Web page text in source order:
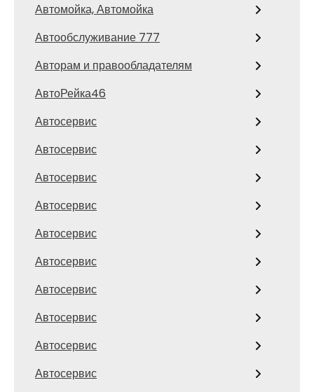
Автомойка, Автомойка
Автообслуживание 777
Авторам и правообладателям
АвтоРейка46
Автосервис
Автосервис
Автосервис
Автосервис
Автосервис
Автосервис
Автосервис
Автосервис
Автосервис
Автосервис